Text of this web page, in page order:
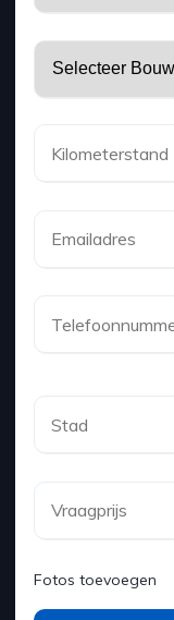
Fotos toevoegen